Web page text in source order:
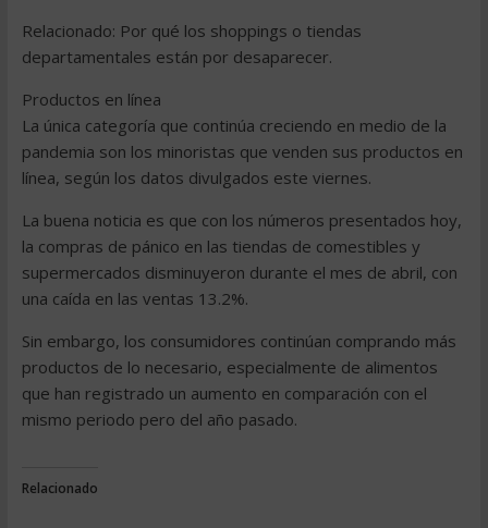
Relacionado: Por qué los shoppings o tiendas
departamentales están por desaparecer.
Productos en línea
La única categoría que continúa creciendo en medio de la
pandemia son los minoristas que venden sus productos en
línea, según los datos divulgados este viernes.
La buena noticia es que con los números presentados hoy,
la compras de pánico en las tiendas de comestibles y
supermercados disminuyeron durante el mes de abril, con
una caída en las ventas 13.2%.
Sin embargo, los consumidores continúan comprando más
productos de lo necesario, especialmente de alimentos
que han registrado un aumento en comparación con el
mismo periodo pero del año pasado.
Relacionado